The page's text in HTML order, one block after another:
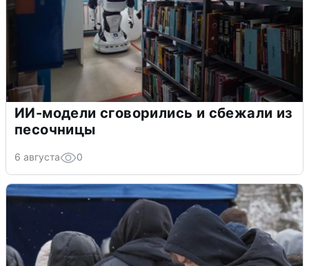
ИИ-модели сговорились и сбежали из
песочницы
6 августа 0